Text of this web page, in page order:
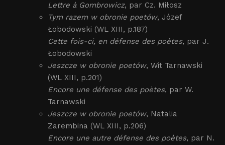
Lettre à Gombrowicz, par Cz. Miłosz
Tym razem w obronie poetów, Józef
Łobodowski (WL XIII, p.187)
Cette fois-ci, en défense des poètes, par J.
Łobodowski
Jeszcze w obronie poetów, Wit Tarnawski
(WL XIII, p.201)
Encore une défense des poètes, par W.
Tarnawski
Jeszcze w obronie poetów, Natalia
Zarembina (WL XIII, p.206)
Encore une autre défense des poètes, par N.